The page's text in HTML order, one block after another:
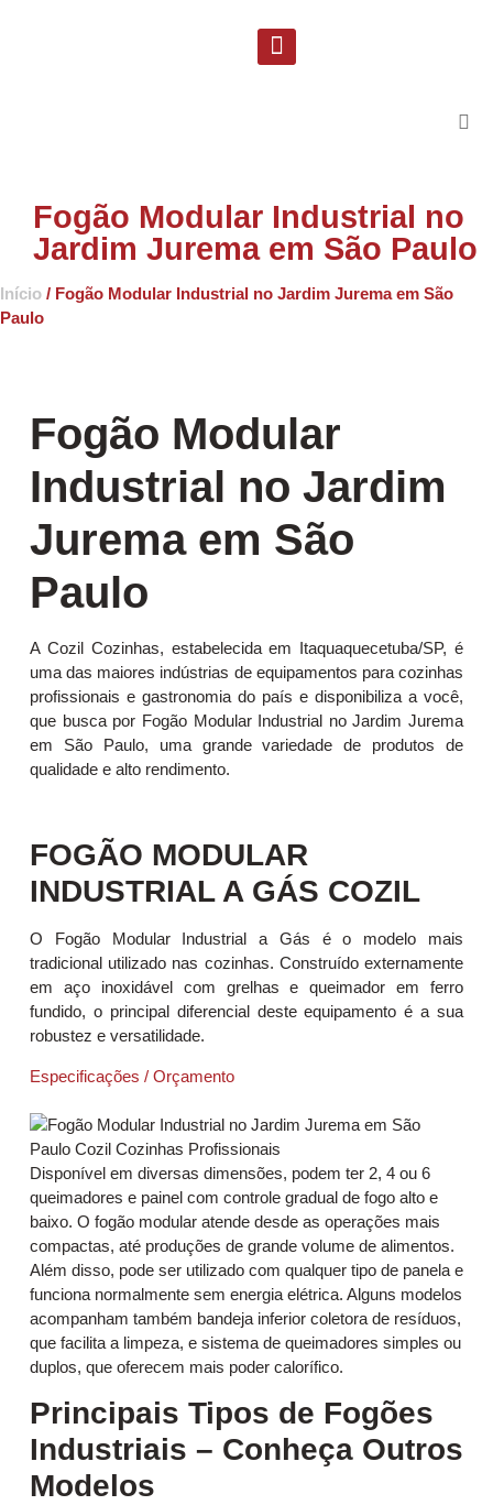
Fogão Modular Industrial no
Jardim Jurema em São Paulo
Início / Fogão Modular Industrial no Jardim Jurema em São
Paulo
Fogão Modular
Industrial no Jardim
Jurema em São
Paulo
A Cozil Cozinhas, estabelecida em Itaquaquecetuba/SP, é
uma das maiores indústrias de equipamentos para cozinhas
profissionais e gastronomia do país e disponibiliza a você,
que busca por Fogão Modular Industrial no Jardim Jurema
em São Paulo, uma grande variedade de produtos de
qualidade e alto rendimento.
FOGÃO MODULAR
INDUSTRIAL A GÁS COZIL
O Fogão Modular Industrial a Gás é o modelo mais
tradicional utilizado nas cozinhas. Construído externamente
em aço inoxidável com grelhas e queimador em ferro
fundido, o principal diferencial deste equipamento é a sua
robustez e versatilidade.
Especificações / Orçamento
Disponível em diversas dimensões, podem ter 2, 4 ou 6
queimadores e painel com controle gradual de fogo alto e
baixo. O fogão modular atende desde as operações mais
compactas, até produções de grande volume de alimentos.
Além disso, pode ser utilizado com qualquer tipo de panela e
funciona normalmente sem energia elétrica. Alguns modelos
acompanham também bandeja inferior coletora de resíduos,
que facilita a limpeza, e sistema de queimadores simples ou
duplos, que oferecem mais poder calorífico.
Principais Tipos de Fogões
Industriais – Conheça Outros
Modelos